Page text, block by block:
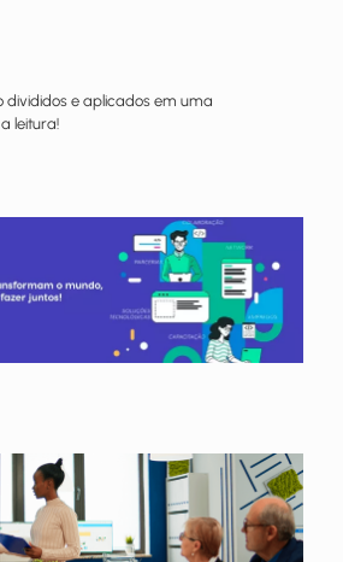
divididos e aplicados em uma
leitura!